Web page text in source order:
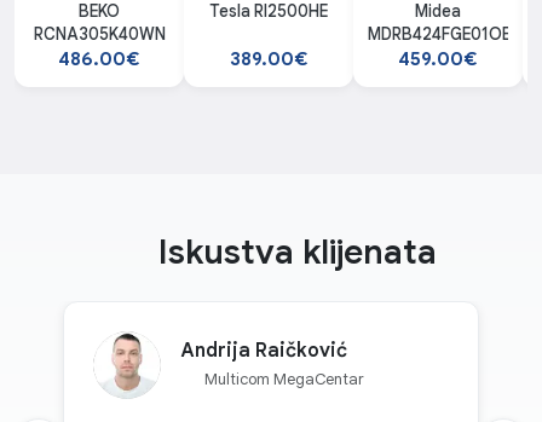
BEKO
RCNA305K40WN
486.00€
Tesla RI2500HE
389.00€
Midea
MDRB424FGE01OE
459.00€
Iskustva klijenata
Andrija Raičković
Multicom MegaCentar